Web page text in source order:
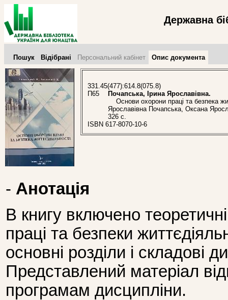
Державна
Пошук Відібрані Персональний кабінет Опис документа
331.45(477):614.8(075.8)
П65
Почапська, Ірина Ярославівна.
Основи охорони праці та безпека
Ярославівна Почапська, Оксана
326 с.
ISBN 617-8070-10-6
- Анотація
В книгу включено
праці та безпеки
основні розділи і складові
Представлений матеріал
програмам дисципліни.